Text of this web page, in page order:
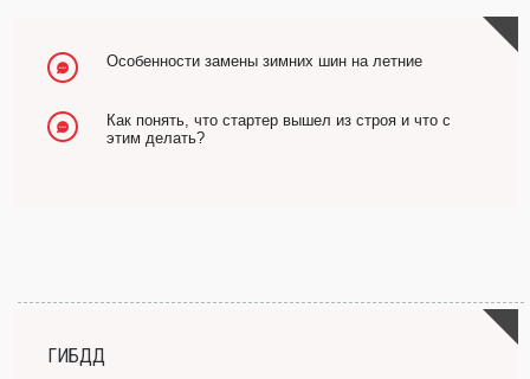
Особенности замены зимних шин на летние
Как понять, что стартер вышел из строя и что с
этим делать?
ГИБДД